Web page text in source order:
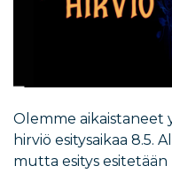
Olemme aikaistaneet
hirviö esitysaikaa 8.5.
mutta esitys esitetään